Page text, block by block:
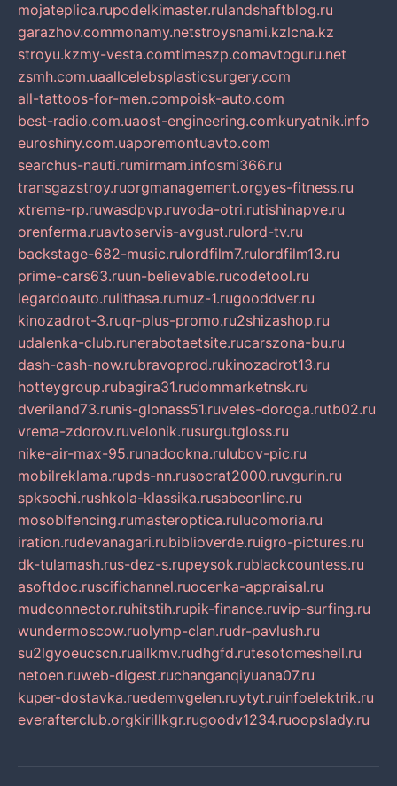
mojateplica.rupodelkimaster.rulandshaftblog.ru
garazhov.commonamy.netstroysnami.kzlcna.kz
stroyu.kzmy-vesta.comtimeszp.comavtoguru.net
zsmh.com.uaallcelebsplasticsurgery.com
all-tattoos-for-men.compoisk-auto.com
best-radio.com.uaost-engineering.comkuryatnik.info
euroshiny.com.uaporemontuavto.com
searchus-nauti.rumirmam.infosmi366.ru
transgazstroy.ruorgmanagement.orgyes-fitness.ru
xtreme-rp.ruwasdpvp.ruvoda-otri.rutishinapve.ru
orenferma.ruavtoservis-avgust.rulord-tv.ru
backstage-682-music.rulordfilm7.rulordfilm13.ru
prime-cars63.ruun-believable.rucodetool.ru
legardoauto.rulithasa.rumuz-1.rugooddver.ru
kinozadrot-3.ruqr-plus-promo.ru2shizashop.ru
udalenka-club.runerabotaetsite.rucarszona-bu.ru
dash-cash-now.rubravoprod.rukinozadrot13.ru
hotteygroup.rubagira31.rudommarketnsk.ru
dveriland73.runis-glonass51.ruveles-doroga.rutb02.ru
vrema-zdorov.ruvelonik.rusurgutgloss.ru
nike-air-max-95.runadookna.rulubov-pic.ru
mobilreklama.rupds-nn.rusocrat2000.ruvgurin.ru
spksochi.rushkola-klassika.rusabeonline.ru
mosoblfencing.rumasteroptica.rulucomoria.ru
iration.rudevanagari.rubiblioverde.ruigro-pictures.ru
dk-tulamash.rus-dez-s.rupeysok.rublackcountess.ru
asoftdoc.ruscifichannel.ruocenka-appraisal.ru
mudconnector.ruhitstih.rupik-finance.ruvip-surfing.ru
wundermoscow.ruolymp-clan.rudr-pavlush.ru
su2lgyoeucscn.ruallkmv.rudhgfd.rutesotomeshell.ru
netoen.ruweb-digest.ruchanganqiyuana07.ru
kuper-dostavka.ruedemvgelen.ruytyt.ruinfoelektrik.ru
everafterclub.orgkirillkgr.rugoodv1234.ruoopslady.ru